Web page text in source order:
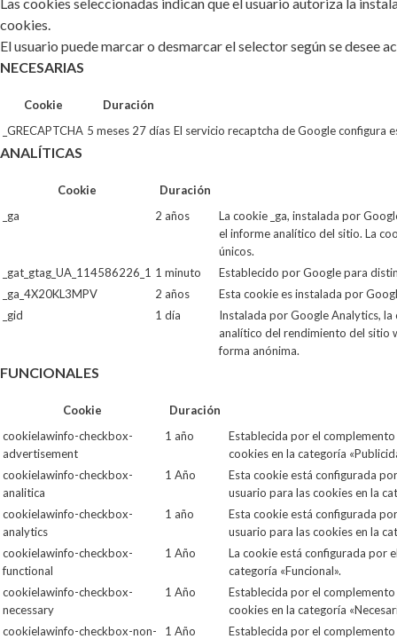
cookies.
El usuario puede marcar o desmarcar el selector según se desee
NECESARIAS
Cookie
Duración
_GRECAPTCHA 5 meses 27 días El servicio recaptcha de Google configura
ANALÍTICAS
Cookie
Duración
_ga
2 años
La cookie _ga, instalada por
el informe analítico del sitio. La
únicos.
_gat_gtag_UA_114586226_1 1 minuto
Establecido por Google para
_ga_4X20KL3MPV
2 años
Esta cookie es instalada por
_gid
1 día
Instalada por Google Analytics,
analítico del rendimiento del sitio
forma anónima.
FUNCIONALES
Cookie
Duración
cookielawinfo-checkbox-
advertisement
1 año
Establecida por el
cookies en la categoría
cookielawinfo-checkbox-
analitica
1 Año
Esta cookie está configurada
usuario para las cookies en la
cookielawinfo-checkbox-
analytics
1 año
Esta cookie está configurada
usuario para las cookies en la
cookielawinfo-checkbox-
functional
1 Año
La cookie está configurada por
categoría «Funcional».
cookielawinfo-checkbox-
necessary
1 Año
Establecida por el
cookies en la categoría
cookielawinfo-checkbox-non-
1 Año
Establecida por el